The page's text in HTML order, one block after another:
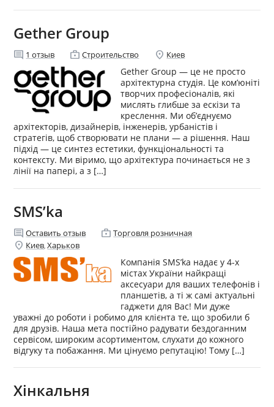
Gether Group
comment 1 отзыв enterprise Строительство location_on Киев
Gether Group — це не просто
архітектурна студія. Це ком’юніті
творчих професіоналів, які
мислять глибше за ескізи та
креслення. Ми об’єднуємо
архітекторів, дизайнерів, інженерів, урбаністів і
стратегів, щоб створювати не плани — а рішення. Наш
підхід — це синтез естетики, функціональності та
контексту. Ми віримо, що архітектура починається не з
лінії на папері, а з […]
SMS’ka
comment Оставить отзыв enterprise Торговля розничная
location_on Киев ,Харьков
Компанія SMS’ka надає у 4-х
містах України найкращі
аксесуари для ваших телефонів і
планшетів, а ті ж самі актуальні
гаджети для Вас! Ми дуже
уважні до роботи і робимо для клієнта те, що зробили б
для друзів. Наша мета постійно радувати бездоганним
сервісом, широким асортиментом, слухати до кожного
відгуку та побажання. Ми цінуємо репутацію! Тому […]
Хінкальня